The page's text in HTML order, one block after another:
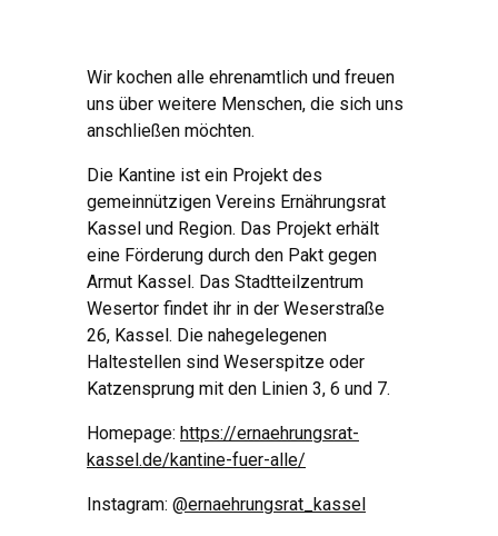
Wir kochen alle ehrenamtlich und freuen
uns über weitere Menschen, die sich uns
anschließen möchten.
Die Kantine ist ein Projekt des
gemeinnützigen Vereins Ernährungsrat
Kassel und Region. Das Projekt erhält
eine Förderung durch den Pakt gegen
Armut Kassel. Das Stadtteilzentrum
Wesertor findet ihr in der Weserstraße
26, Kassel. Die nahegelegenen
Haltestellen sind Weserspitze oder
Katzensprung mit den Linien 3, 6 und 7.
Homepage: https://ernaehrungsrat-
kassel.de/kantine-fuer-alle/
Instagram: @ernaehrungsrat_kassel